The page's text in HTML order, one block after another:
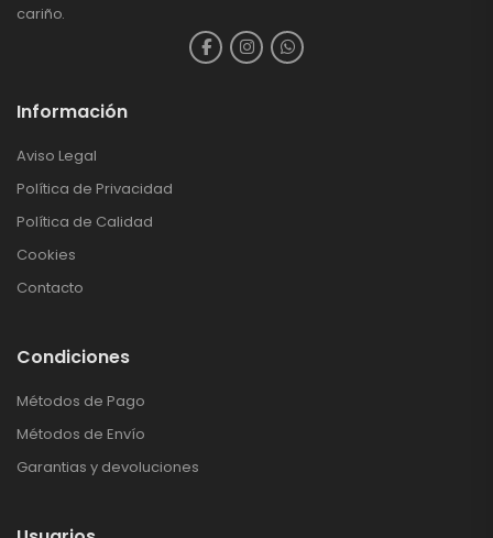
cariño.
Información
Aviso Legal
Política de Privacidad
Política de Calidad
Cookies
Contacto
Condiciones
Métodos de Pago
Métodos de Envío
Garantias y devoluciones